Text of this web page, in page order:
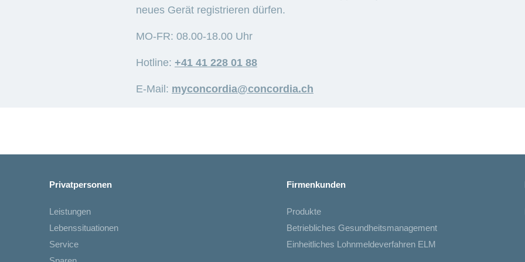
neues Gerät registrieren dürfen.
MO-FR: 08.00-18.00 Uhr
Hotline: +41 41 228 01 88
E-Mail: myconcordia@concordia.ch
Privatpersonen
Leistungen
Lebenssituationen
Service
Firmenkunden
Produkte
Betriebliches Gesundheitsmanagement
Einheitliches Lohnmeldeverfahren ELM